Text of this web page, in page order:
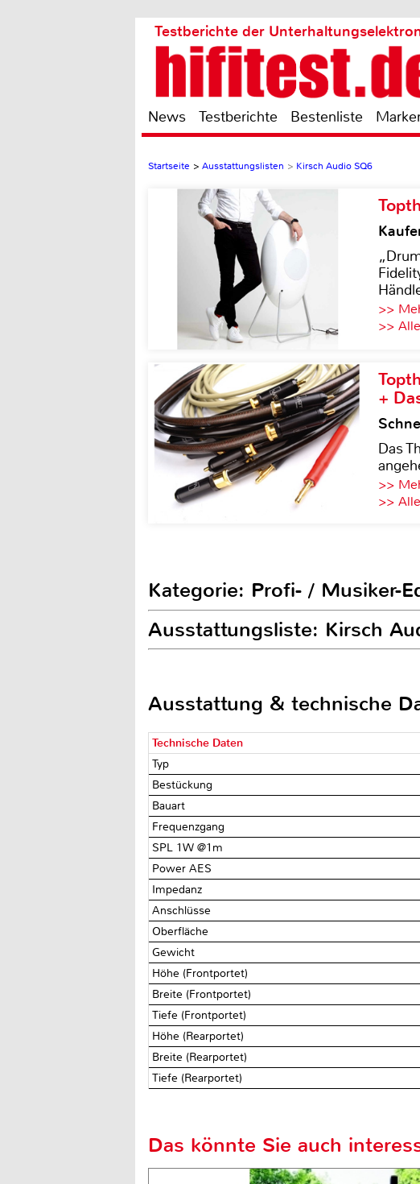
Testberichte der
News Testberichte Bestenliste
Startseite > Ausstattungslisten > Kirsch Audio SQ6
>>
>>
+
Das
>>
>>
Kategorie: Profi- / Musiker-
Ausstattungsliste: Kirsch
Ausstattung & technische
Technische Daten
Typ
Bestückung
Bauart
Frequenzgang
SPL 1W @1m
Power AES
Impedanz
Anschlüsse
Oberfläche
Gewicht
Höhe (Frontportet)
Breite (Frontportet)
Tiefe (Frontportet)
Höhe (Rearportet)
Breite (Rearportet)
Tiefe (Rearportet)
Das könnte Sie auch